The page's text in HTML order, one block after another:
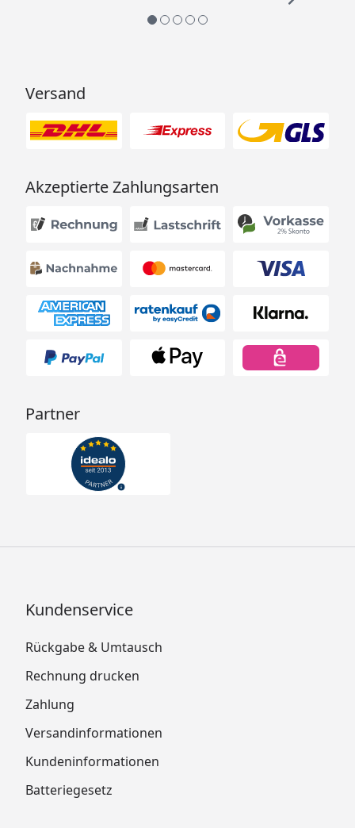
Versand
Akzeptierte Zahlungsarten
Partner
Kundenservice
Rückgabe & Umtausch
Rechnung drucken
Zahlung
Versandinformationen
Kundeninformationen
Batteriegesetz